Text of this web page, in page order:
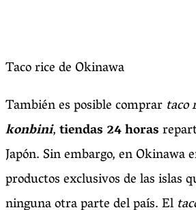
Taco rice de Okinawa
También es posible comprartaco
konbini,tiendas 24 horas
Japón. Sin embargo, en Okinawa
productos exclusivos de las islas
ninguna otra parte del país. El